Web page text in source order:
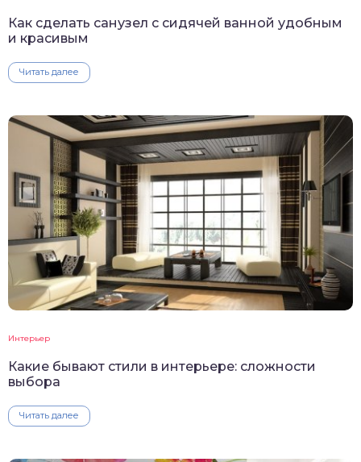
Как сделать санузел с сидячей ванной удобным
и красивым
Читать далее
Интерьер
Какие бывают стили в интерьере: сложности
выбора
Читать далее